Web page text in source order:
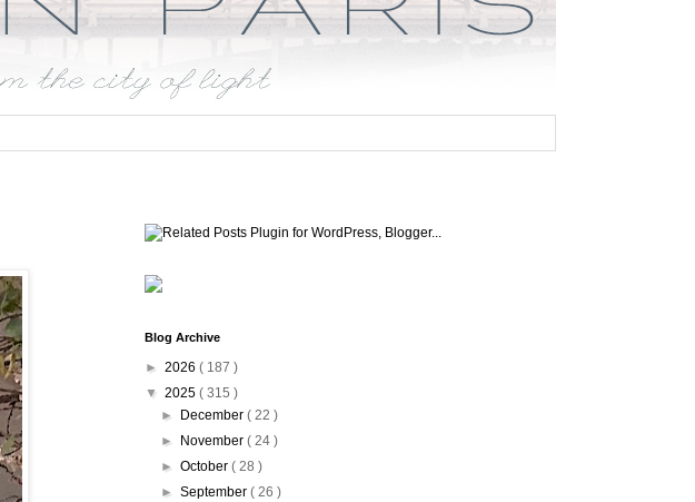
Blog Archive
► 2026 ( 187 )
▼ 2025 ( 315 )
►
December ( 22 )
►
November ( 24 )
► October ( 28 )
► September ( 26 )